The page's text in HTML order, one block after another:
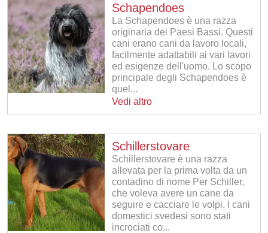
Schapendoes
La Schapendoes è una razza
originaria dei Paesi Bassi. Questi
cani erano cani da lavoro locali,
facilmente adattabili ai vari lavori
ed esigenze dell'uomo. Lo scopo
principale degli Schapendoes è
quel...
Vedi altro
Schillerstovare
Schillerstovare è una razza
allevata per la prima volta da un
contadino di nome Per Schiller,
che voleva avere un cane da
seguire e cacciare le volpi. I cani
domestici svedesi sono stati
incrociati co...